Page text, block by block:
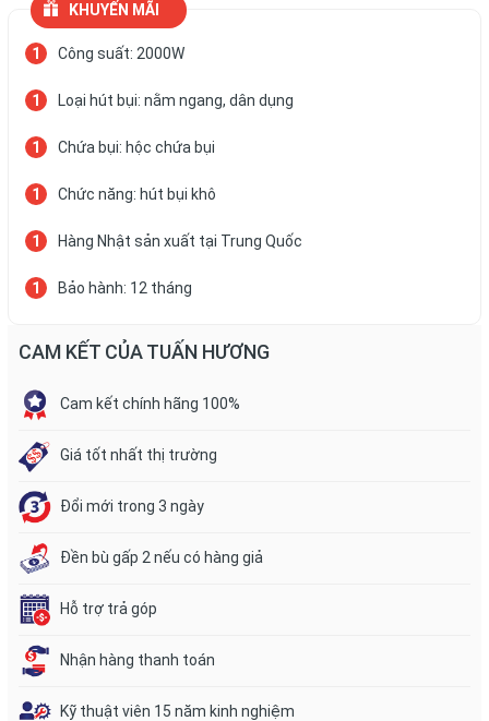
KHUYẾN MÃI
Công suất: 2000W
Loại hút bụi: nằm ngang, dân dụng
Chứa bụi: hộc chứa bụi
Chức năng: hút bụi khô
Hàng Nhật sản xuất tại Trung Quốc
Bảo hành: 12 tháng
CAM KẾT CỦA TUẤN HƯƠNG
Cam kết chính hãng 100%
Giá tốt nhất thị trường
Đổi mới trong 3 ngày
Đền bù gấp 2 nếu có hàng giả
Hỗ trợ trả góp
Nhận hàng thanh toán
Kỹ thuật viên 15 năm kinh nghiệm